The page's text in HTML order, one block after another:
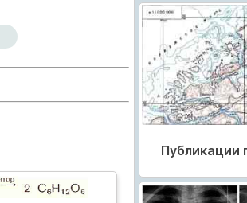
Публикации